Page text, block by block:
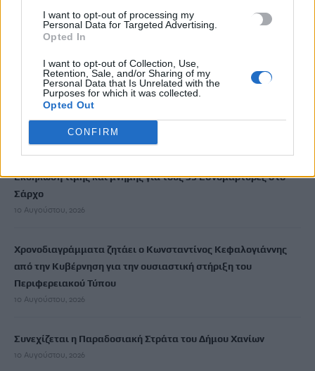
I want to opt-out of processing my
Personal Data for Targeted Advertising.
Opted In
I want to opt-out of Collection, Use,
Retention, Sale, and/or Sharing of my
Personal Data that Is Unrelated with the
Purposes for which it was collected.
Opted Out
CONFIRM
Σώθηκε από ένα… δέντρο
10 Αυγούστου, 2026
Συνεδριάζει την Τρίτη η Δημοτική Επιτροπή
10 Αυγούστου, 2026
Εκδήλωση τιμής και μνήμης για τους 35 Εθνομάρτυρες στο
Σάρχο
10 Αυγούστου, 2026
Χρονοδιαγράμματα ζητάει ο Κωνσταντίνος Κεφαλογιάννης
από την Κυβέρνηση για την ουσιαστική στήριξη του
Περιφερειακού Τύπου
10 Αυγούστου, 2026
Συνεχίζεται η Παραδοσιακή Στράτα του Δήμου Χανίων
10 Αυγούστου, 2026